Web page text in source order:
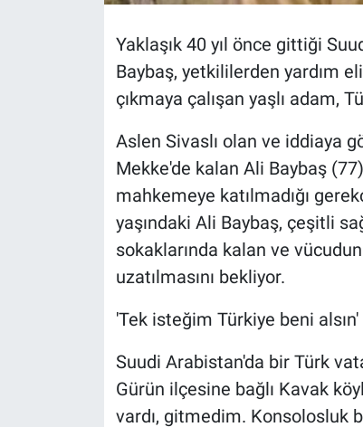
Yaklaşık 40 yıl önce gittiği
Baybaş, yetkililerden yardım
çıkmaya çalışan yaşlı adam,
Aslen Sivaslı olan ve iddiaya
Mekke'de kalan Ali Baybaş
mahkemeye katılmadığı
yaşındaki Ali Baybaş, çeşitli
sokaklarında kalan ve
uzatılmasını bekliyor.
'Tek isteğim Türkiye beni alsın'
Suudi Arabistan'da bir Türk
Gürün ilçesine bağlı Kavak
vardı, gitmedim. Konsolosluk